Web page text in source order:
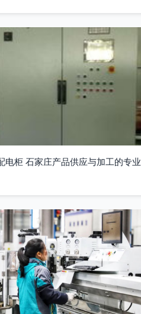
电柜 石家庄产品供应与加工的专业